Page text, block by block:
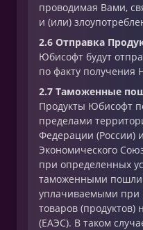
проводимая Вами,
и (или)
2.6 Отправка
Юбисофт будут
по факту получения
2.7 Таможенные
Продукты Юбисофт
пределами
Федерации (России)
Экономического
при определенных
таможенными
уплачиваемыми при
товаров
(ЕАЭС). В таком